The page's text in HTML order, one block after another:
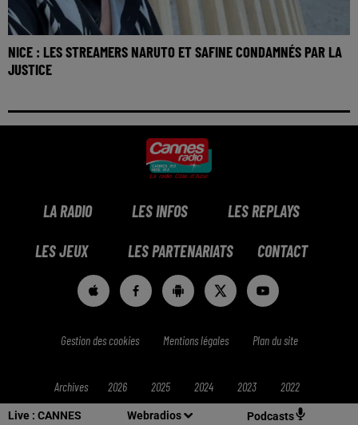
Live : CANNES Webradios Podcasts
NICE : LES STREAMERS NARUTO ET SAFINE CONDAMNÉS PAR LA
JUSTICE
LA RADIO LES INFOS LES REPLAYS
LES JEUX LES PARTENARIATS CONTACT
Gestion des cookies Mentions légales Plan du site
Archives 2026 2025 2024 2023 2022